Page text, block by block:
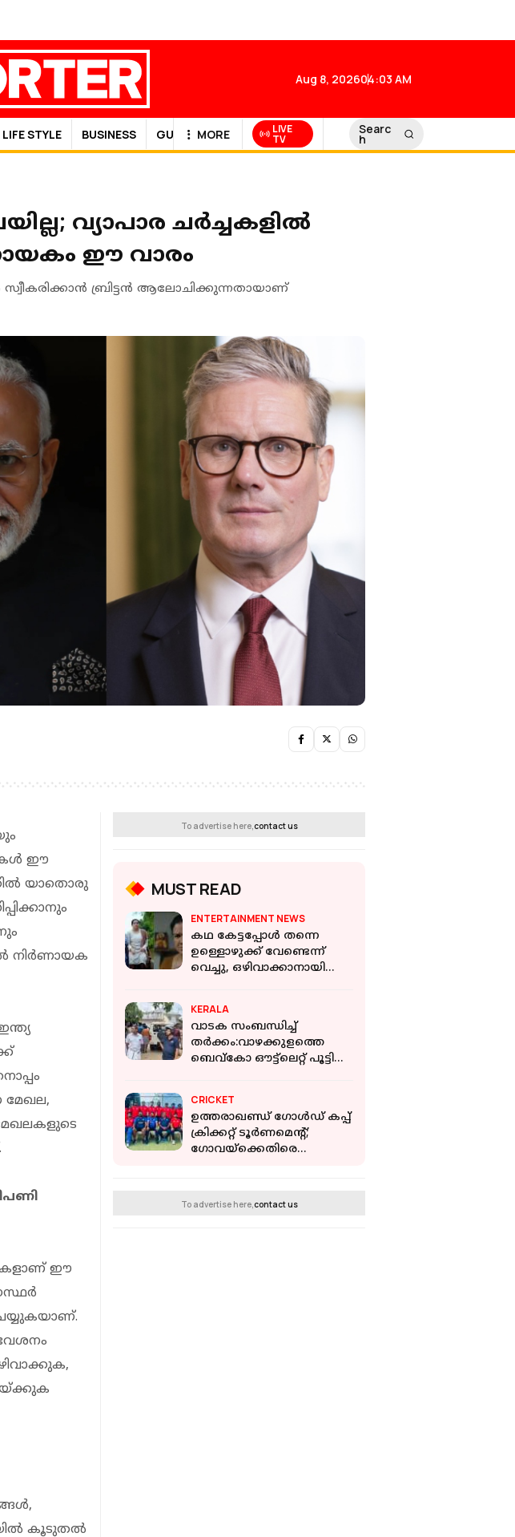
Aug 8, 202604:03 AM
LIFE STYLE BUSINESS GULF NEWS
MORE LIVE
TV
Searc
h
വ്യാപാര ചർച്ചകളിൽ
ഈ വാരം
ബ്രിട്ടൻ ആലോചിക്കുന്നതായാണ്
ഈ
യാതൊരു
നിർണായക
മേഖല,
ഈ
കൂടുതൽ
To advertise here, contact us
MUST READ
ENTERTAINMENT NEWS
കഥ കേട്ടപ്പോൾ തന്നെ
ഉള്ളൊഴുക്ക് വേണ്ടെന്ന്
വെച്ചു, ഒഴിവാക്കാനായി
KERALA
വാടക സംബന്ധിച്ച്
തർക്കം:വാഴക്കുളത്തെ
ബെവ്‌കോ ഔട്ട്‌ലെറ്റ് പൂട്ടി
CRICKET
ഉത്തരാഖണ്ഡ് ഗോള്‍ഡ് കപ്പ്
ക്രിക്കറ്റ് ടൂര്‍ണമെന്റ്;
ഗോവയ്‌ക്കെതിരെ
To advertise here, contact us